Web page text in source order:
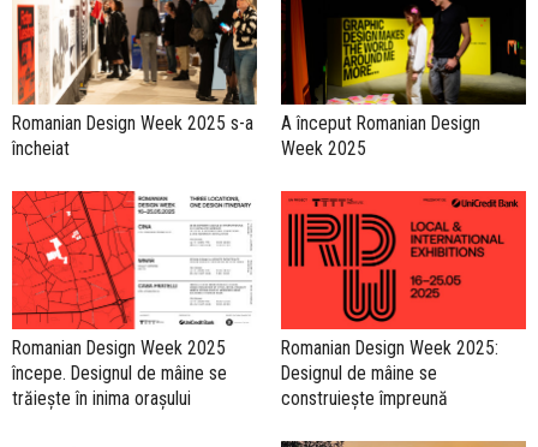
Romanian Design Week 2025 s-a
încheiat
A început Romanian Design
Week 2025
Romanian Design Week 2025
începe. Designul de mâine se
trăiește în inima orașului
Romanian Design Week 2025:
Designul de mâine se
construiește împreună